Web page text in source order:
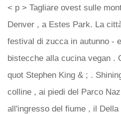
< p > Tagliare ovest sulle
Denver , a Estes Park. La
festival di zucca in autunno -
bistecche alla cucina vegan .
quot Stephen King & ; .
colline , ai piedi del Parco
all'ingresso del fiume , il